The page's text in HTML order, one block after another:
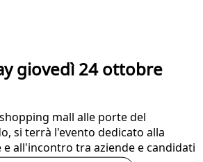
giovedì 24 ottobre
mall alle porte del
si terrà l'evento dedicato alla
all'incontro tra aziende e candidati